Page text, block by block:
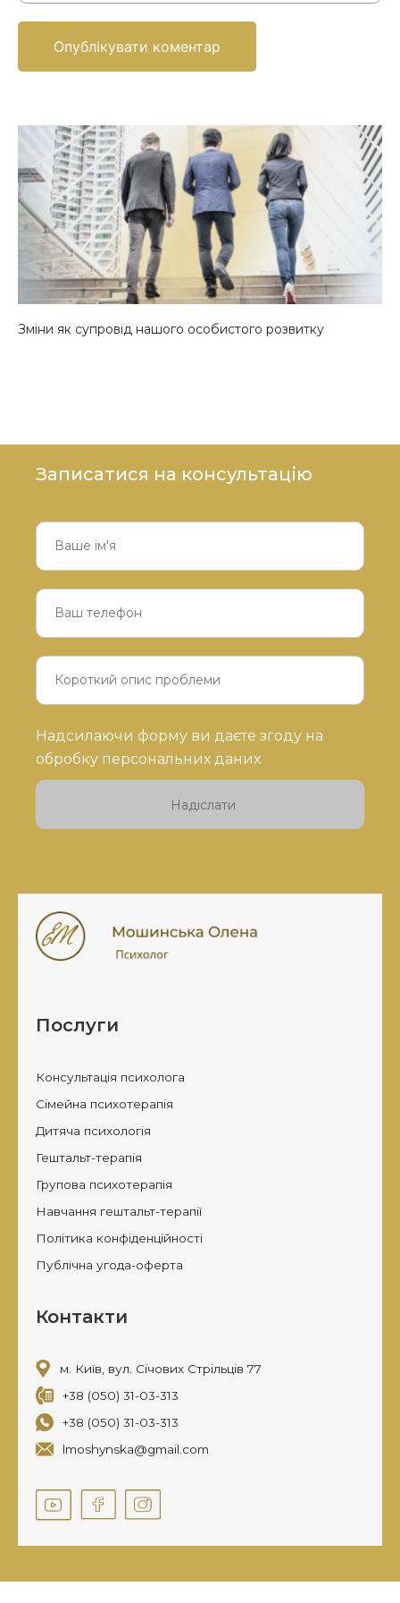
Зміни як супровід нашого особистого розвитку
Записатися на консультацію
Будь
ласка,
залиште
поле
Надсилаючи форму ви даєте згоду на
обробку персональних даних
Послуги
Консультація психолога
Сімейна психотерапія
Дитяча психологія
Гештальт-терапія
Групова психотерапія
Навчання гештальт-терапії
Політика конфіденційності
Публічна угода-оферта
Контакти
м. Київ, вул. Січових Стрільців 77
+38 (050) 31-03-313
+38 (050) 31-03-313
lmoshynska@gmail.com